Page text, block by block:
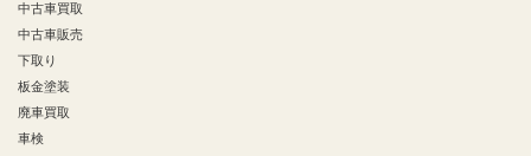
中古車買取
中古車販売
下取り
板金塗装
廃車買取
車検